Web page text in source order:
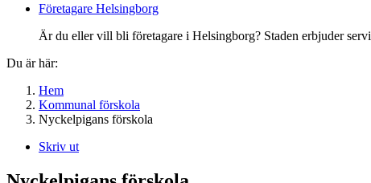
Företagare Helsingborg
Är du eller vill bli företagare i Helsingborg? Staden erbjuder
Du är här:
Hem
Kommunal förskola
Nyckelpigans förskola
Skriv ut